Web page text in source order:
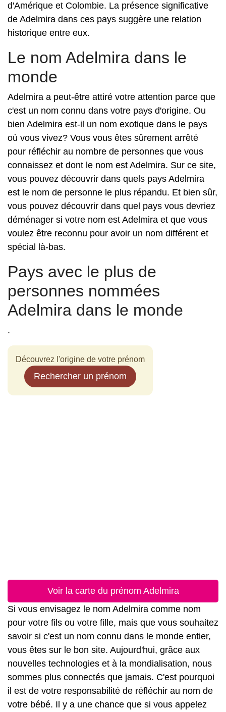
d'Amérique et Colombie. La présence significative
de Adelmira dans ces pays suggère une relation
historique entre eux.
Le nom Adelmira dans le
monde
Adelmira a peut-être attiré votre attention parce que
c'est un nom connu dans votre pays d'origine. Ou
bien Adelmira est-il un nom exotique dans le pays
où vous vivez? Vous vous êtes sûrement arrêté
pour réfléchir au nombre de personnes que vous
connaissez et dont le nom est Adelmira. Sur ce site,
vous pouvez découvrir dans quels pays Adelmira
est le nom de personne le plus répandu. Et bien sûr,
vous pouvez découvrir dans quel pays vous devriez
déménager si votre nom est Adelmira et que vous
voulez être reconnu pour avoir un nom différent et
spécial là-bas.
Pays avec le plus de
personnes nommées
Adelmira dans le monde
.
Découvrez l'origine de votre prénom
Rechercher un prénom
Voir la carte du prénom Adelmira
Si vous envisagez le nom Adelmira comme nom
pour votre fils ou votre fille, mais que vous souhaitez
savoir si c'est un nom connu dans le monde entier,
vous êtes sur le bon site. Aujourd'hui, grâce aux
nouvelles technologies et à la mondialisation, nous
sommes plus connectés que jamais. C'est pourquoi
il est de votre responsabilité de réfléchir au nom de
votre bébé. Il y a une chance que si vous appelez